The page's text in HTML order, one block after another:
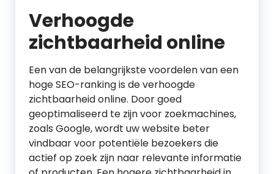
Verhoogde
zichtbaarheid online
Een van de belangrijkste voordelen van een
hoge SEO-ranking is de verhoogde
zichtbaarheid online. Door goed
geoptimaliseerd te zijn voor zoekmachines,
zoals Google, wordt uw website beter
vindbaar voor potentiële bezoekers die
actief op zoek zijn naar relevante informatie